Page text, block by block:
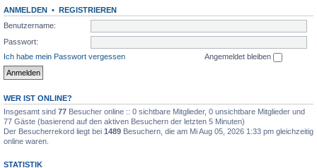
ANMELDEN • REGISTRIEREN
Benutzername:
Passwort:
Ich habe mein Passwort vergessen
Angemeldet bleiben
WER IST ONLINE?
Insgesamt sind 77 Besucher online :: 0 sichtbare Mitglieder, 0 unsichtbare Mitglieder und
77 Gäste (basierend auf den aktiven Besuchern der letzten 5 Minuten)
Der Besucherrekord liegt bei 1489 Besuchern, die am Mi Aug 05, 2026 1:33 pm gleichzeitig
online waren.
STATISTIK